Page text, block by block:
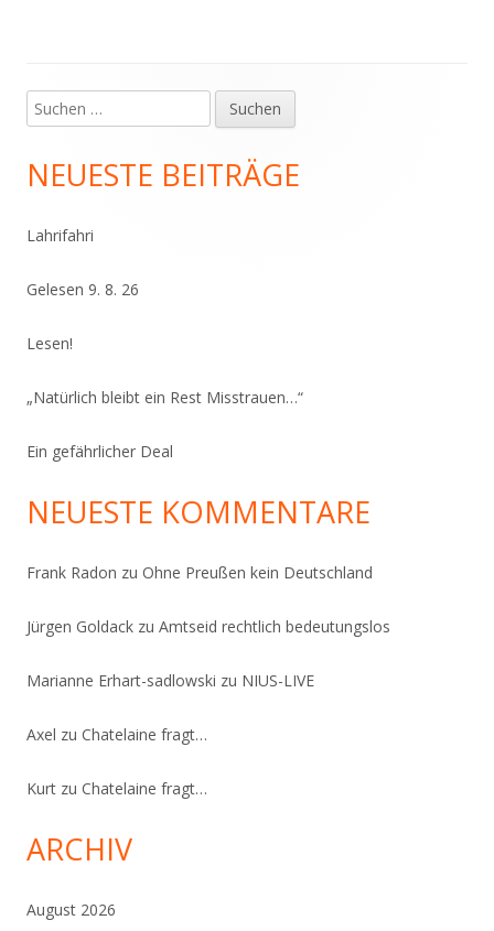
Haupt-
Seitenleiste
Suchen
nach:
NEUESTE BEITRÄGE
Lahrifahri
Gelesen 9. 8. 26
Lesen!
„Natürlich bleibt ein Rest Misstrauen…“
Ein gefährlicher Deal
NEUESTE KOMMENTARE
Frank Radon zu Ohne Preußen kein Deutschland
Jürgen Goldack zu Amtseid rechtlich bedeutungslos
Marianne Erhart-sadlowski zu NIUS-LIVE
Axel zu Chatelaine fragt…
Kurt zu Chatelaine fragt…
ARCHIV
August 2026